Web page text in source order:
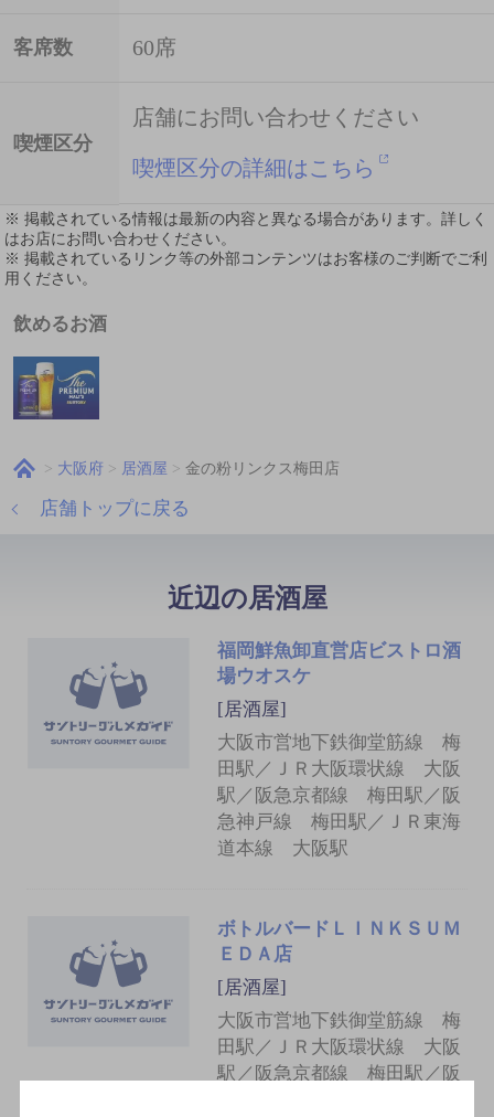
客席数 60席
喫煙区分
店舗にお問い合わせください
喫煙区分の詳細はこちら
※ 掲載されている情報は最新の内容と異なる場合があります。詳しく
はお店にお問い合わせください。
※ 掲載されているリンク等の外部コンテンツはお客様のご判断でご利
用ください。
飲めるお酒
大阪府 居酒屋 金の粉リンクス梅田店
店舗トップに戻る
近辺の居酒屋
福岡鮮魚卸直営店ビストロ酒
場ウオスケ
[居酒屋]
大阪市営地下鉄御堂筋線 梅
田駅／ＪＲ大阪環状線 大阪
駅／阪急京都線 梅田駅／阪
急神戸線 梅田駅／ＪＲ東海
道本線 大阪駅
ボトルバードＬＩＮＫＳＵＭ
ＥＤＡ店
[居酒屋]
大阪市営地下鉄御堂筋線 梅
田駅／ＪＲ大阪環状線 大阪
駅／阪急京都線 梅田駅／阪